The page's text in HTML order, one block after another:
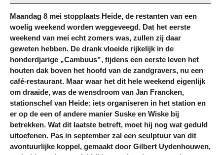
Maandag 8 mei stopplaats Heide, de restanten van een
woelig weekend worden weggeveegd. Dat het eerste
weekend van mei echt zomers was, zullen zij daar
geweten hebben. De drank vloeide rijkelijk in de
honderdjarige „Cambuus”, tijdens een eerste leven het
houten dak boven het hoofd van de zandgravers, nu een
café-restaurant. Maar waar het dit hele weekend eigenlijk
om draaide, was de wensdroom van Jan Francken,
stationschef van Heide: iets organiseren in het station en
er op de een of andere manier Suske en Wiske bij
betrekken. Wat dit laatste betreft, moet hij nog wat geduld
uitoefenen. Pas in september zal een sculptuur van dit
avontuurlijke koppel, gemaakt door Gilbert Uydenhouwen,